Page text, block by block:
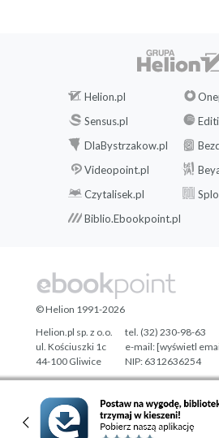
Helion.pl
Sensus.pl
DlaBystrzakow.pl
Videopoint.pl
Czytalisek.pl
Biblio.Ebookpoint.pl
Designed with ♥ byTonik.pl
© Helion 1991-2026
Helion.pl sp. z o.o.
ul. Kościuszki 1c
44-100 Gliwice
tel. (32) 230-98-63
e-mail:[wyświetl
NIP: 6312636254
Regon: 241989027